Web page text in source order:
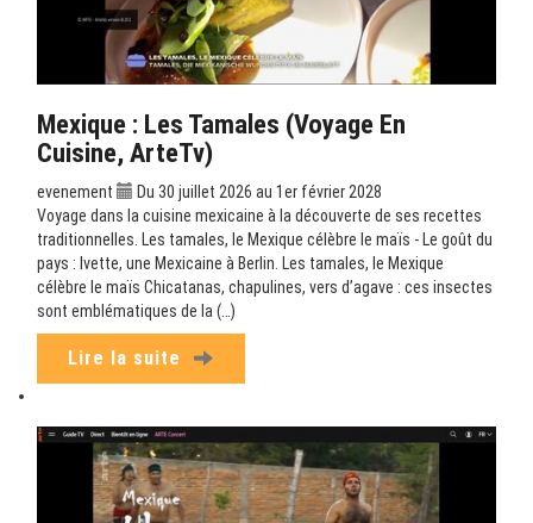
Mexique : Les Tamales (Voyage En
Cuisine, ArteTv)
evenement
Du 30 juillet 2026 au 1er février 2028
Voyage dans la cuisine mexicaine à la découverte de ses recettes
traditionnelles. Les tamales, le Mexique célèbre le maïs - Le goût du
pays : Ivette, une Mexicaine à Berlin. Les tamales, le Mexique
célèbre le maïs Chicatanas, chapulines, vers d’agave : ces insectes
sont emblématiques de la (…)
Lire la suite